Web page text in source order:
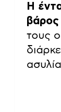
Η
βάρος
τους